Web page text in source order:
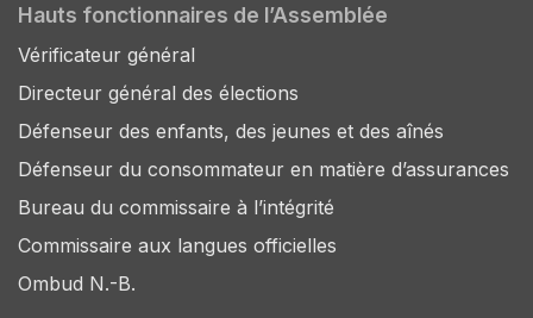
Hauts fonctionnaires de l’Assemblée
Vérificateur général
Directeur général des élections
Défenseur des enfants, des jeunes et des aînés
Défenseur du consommateur en matière d’assurances
Bureau du commissaire à l’intégrité
Commissaire aux langues officielles
Ombud N.-B.